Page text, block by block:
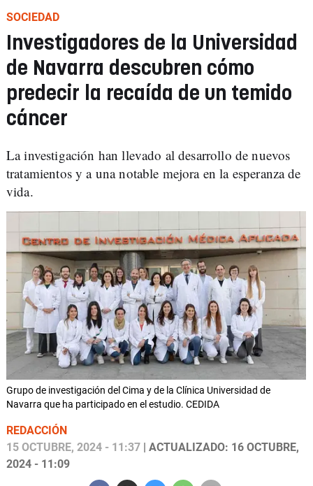
SOCIEDAD
Investigadores de la Universidad
de Navarra descubren cómo
predecir la recaída de un temido
cáncer
La investigación han llevado al desarrollo de nuevos
tratamientos y a una notable mejora en la esperanza de
vida.
Grupo de investigación del Cima y de la Clínica Universidad de
Navarra que ha participado en el estudio. CEDIDA
REDACCIÓN
15 OCTUBRE, 2024 - 11:37 | ACTUALIZADO: 16 OCTUBRE,
2024 - 11:09